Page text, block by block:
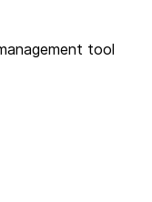
tool